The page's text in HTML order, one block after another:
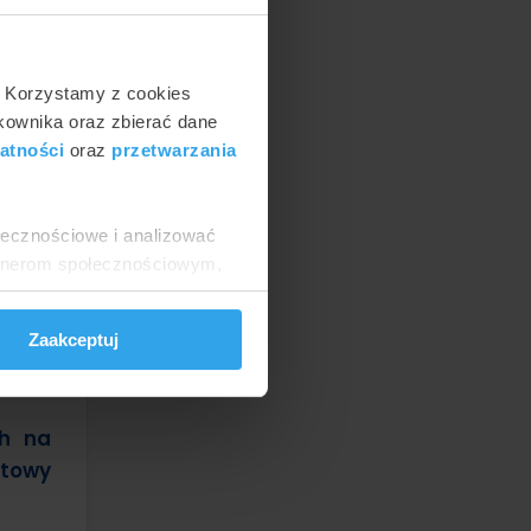
z cookies
oraz zbierać dane
oraz przetwarzania
i analizować
społecznościowym,
od Ciebie lub
Zaakceptuj
na